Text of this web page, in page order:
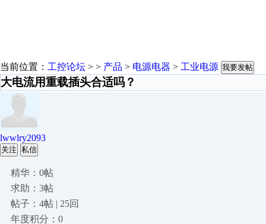
当前位置： 工控论坛 > > 产品 > 电源电器 > 工业电源 我要发帖
大电流用重载插头合适吗？
lwwlry2093
关注 私信
精华：0帖
求助：3帖
帖子：4帖 | 25回
年度积分：0